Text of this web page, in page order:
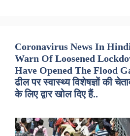
Coronavirus News In
Warn Of Loosened
Have Opened The Flood
ढील पर स्वास्थ्य विशेषज्ञों की
के लिए द्वार खोल दिए हैं..